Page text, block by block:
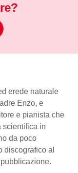
erede naturale
Enzo, e
e pianista che
scientifica in
da poco
discografico al